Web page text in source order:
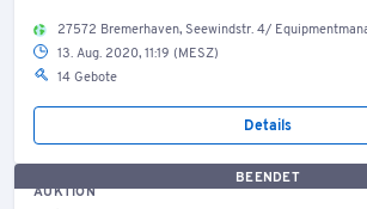
27572 Bremerhaven, Seewindstr. 4/ Equipmentmanagement Bestand
13. Aug. 2020, 11:19 (MESZ)
14 Gebote
Details
BEENDET
AUKTION